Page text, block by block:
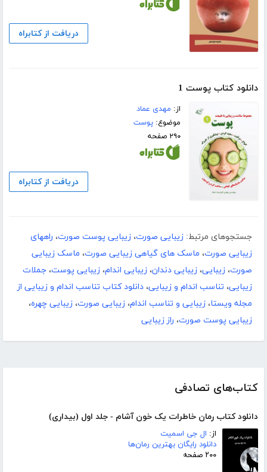
کتاب‌های تصادفی
دانلود کتاب رمان خاطرات یک خون آشام - جلد اول (بیداری)
از: ال جی اسمیت
دانلود رایگان بهترین رمان‌ها
۲۰۰ صفحه
دریافت از کتابراه
دانلود کتاب پوست 1
از: مهدی عماد
موضوع:پوست
۲۹۰ صفحه
دریافت از کتابراه
جستجوهای مرتبط: زیبایی صورت، زیبایی پوست صورت، راههای
زیبایی صورت، ماسک های گیاهی زیبایی صورت، ماسک زیبایی
صورت، زیبایی، زیبایی دندان، زیبایی اندام، زیبایی پوست، جملات
زیبایی، تناسب اندام و زیبایی، دانلود کتاب تناسب اندام و زیبایی از
مجله ویستا، زیبایی و تناسب اندام، زیبایی صورت، زیبایی چهره،
زیبایی پوست صورت، راز زیبایی